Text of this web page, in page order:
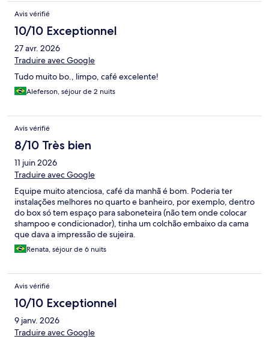
Avis vérifié
10/10 Exceptionnel
27 avr. 2026
Traduire avec Google
Tudo muito bo., limpo, café excelente!
Aleferson, séjour de 2 nuits
Avis vérifié
8/10 Très bien
11 juin 2026
Traduire avec Google
Equipe muito atenciosa, café da manhã é bom. Poderia ter
instalações melhores no quarto e banheiro, por exemplo, dentro
do box só tem espaço para saboneteira (não tem onde colocar
shampoo e condicionador), tinha um colchão embaixo da cama
que dava a impressão de sujeira.
Renata, séjour de 6 nuits
Avis vérifié
10/10 Exceptionnel
9 janv. 2026
Traduire avec Google